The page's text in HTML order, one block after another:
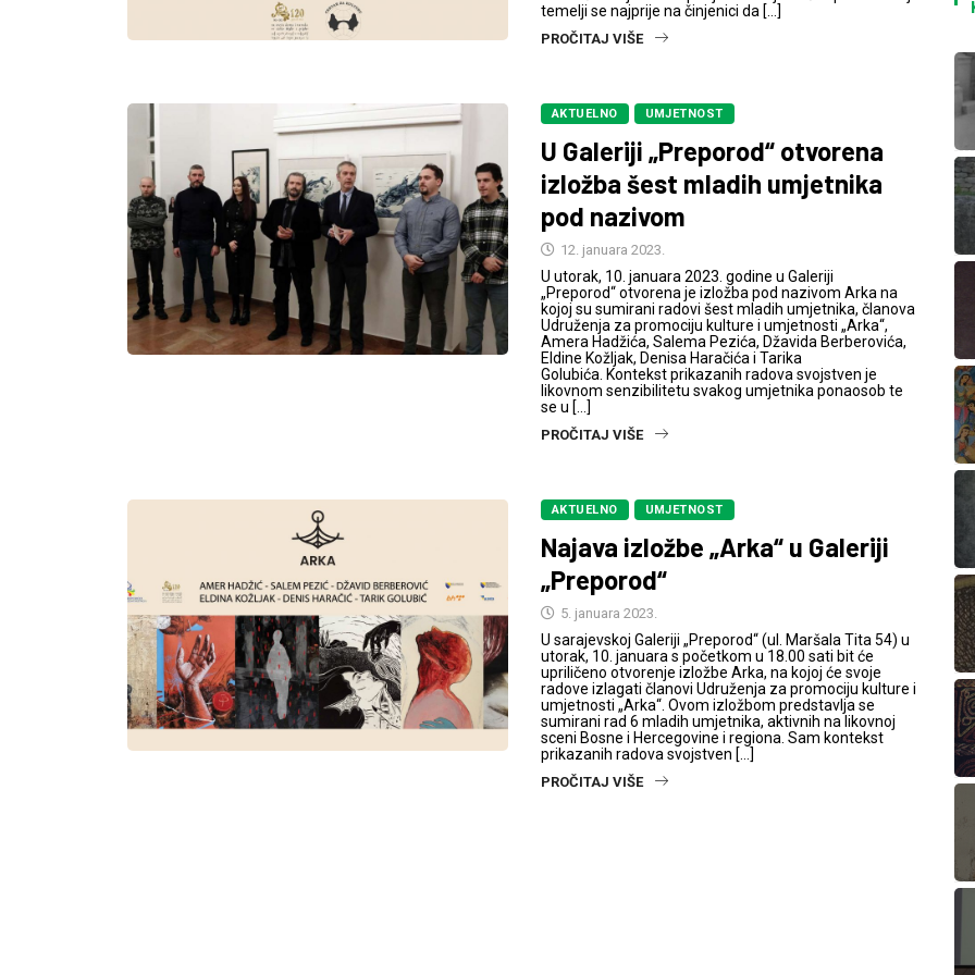
temelji se najprije na činjenici da […]
PROČITAJ VIŠE
AKTUELNO UMJETNOST
U Galeriji „Preporod“ otvorena
izložba šest mladih umjetnika
pod nazivom
12. januara 2023.
U utorak, 10. januara 2023. godine u Galeriji
„Preporod“ otvorena je izložba pod nazivom Arka na
kojoj su sumirani radovi šest mladih umjetnika, članova
Udruženja za promociju kulture i umjetnosti „Arka“,
Amera Hadžića, Salema Pezića, Džavida Berberovića,
Eldine Kožljak, Denisa Haračića i Tarika
Golubića. Kontekst prikazanih radova svojstven je
likovnom senzibilitetu svakog umjetnika ponaosob te
se u […]
PROČITAJ VIŠE
AKTUELNO UMJETNOST
Najava izložbe „Arka“ u Galeriji
„Preporod“
5. januara 2023.
U sarajevskoj Galeriji „Preporod“ (ul. Maršala Tita 54) u
utorak, 10. januara s početkom u 18.00 sati bit će
upriličeno otvorenje izložbe Arka, na kojoj će svoje
radove izlagati članovi Udruženja za promociju kulture i
umjetnosti „Arka“. Ovom izložbom predstavlja se
sumirani rad 6 mladih umjetnika, aktivnih na likovnoj
sceni Bosne i Hercegovine i regiona. Sam kontekst
prikazanih radova svojstven […]
PROČITAJ VIŠE